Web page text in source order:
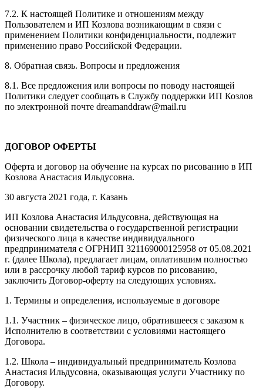
7.2. К настоящей Политике и отношениям между
Пользователем и ИП Козлова возникающим в связи с
применением Политики конфиденциальности, подлежит
применению право Российской Федерации.
8. Обратная связь. Вопросы и предложения
8.1. Все предложения или вопросы по поводу настоящей
Политики следует сообщать в Службу поддержки ИП Козлов
по электронной почте dreamanddraw@mail.ru
ДОГОВОР ОФЕРТЫ
Оферта и договор на обучение на курсах по рисованию в ИП
Козлова Анастасия Ильдусовна.
30 августа 2021 года, г. Казань
ИП Козлова Анастасия Ильдусовна, действующая на
основании свидетельства о государственной регистрации
физического лица в качестве индивидуального
предпринимателя с ОГРНИП 321169000125958 от 05.08.2021
г. (далее Школа), предлагает лицам, оплатившим полностью
или в рассрочку любой тариф курсов по рисованию,
заключить Договор-оферту на следующих условиях.
1. Термины и определения, используемые в договоре
1.1. Участник – физическое лицо, обратившееся с заказом к
Исполнителю в соответствии с условиями настоящего
Договора.
1.2. Школа – индивидуальный предприниматель Козлова
Анастасия Ильдусовна, оказывающая услуги Участнику по
Договору.